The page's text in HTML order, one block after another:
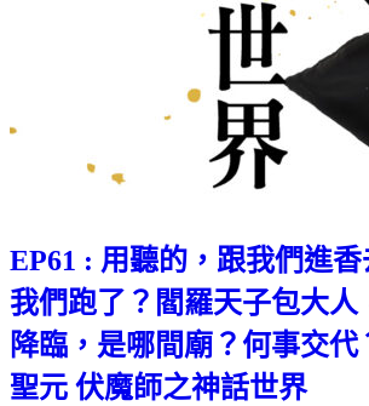
EP61 : 用聽的，跟我們進
我們跑了？閻羅天子包大人
降臨，是哪間廟？何事交代
聖元 伏魔師之神話世界